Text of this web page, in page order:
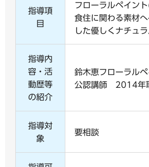
指導項
目
フローラルペイン
食住に関わる素材
した優しくナチュ
指導内
容・活
動歴等
の紹介
鈴木恵フローラル
公認講師 2014年
指導対
象
要相談